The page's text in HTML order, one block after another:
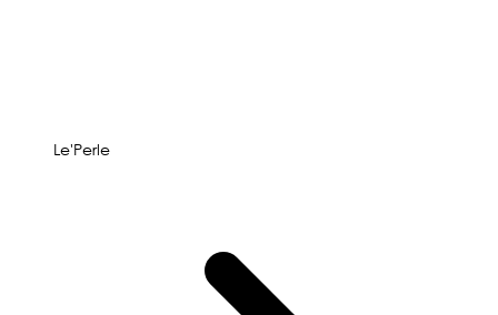
Le'Perle